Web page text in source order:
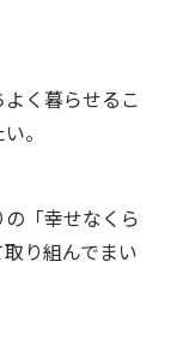
く暮らせるこ
。
「幸せなくら
り組んでまい